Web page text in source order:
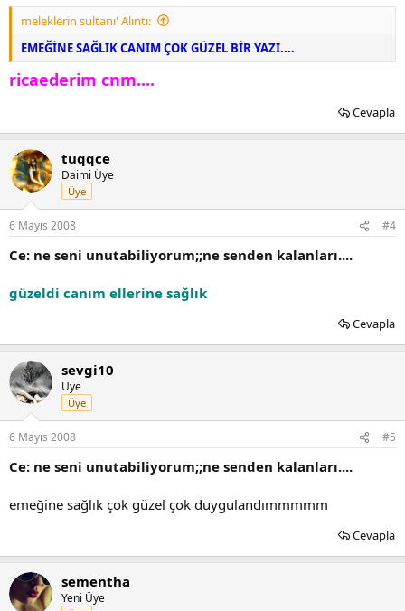
meleklerin sultanı' Alıntı:
EMEĞİNE SAĞLIK CANIM ÇOK GÜZEL BİR YAZI....
ricaederim cnm....
Cevapla
tuqqce
Daimi Üye
Üye
6 Mayıs 2008 #4
Ce: ne seni unutabiliyorum;;ne senden kalanları....
güzeldi canım ellerine sağlık
Cevapla
sevgi10
Üye
Üye
6 Mayıs 2008 #5
Ce: ne seni unutabiliyorum;;ne senden kalanları....
emeğine sağlık çok güzel çok duygulandımmmmm
Cevapla
sementha
Yeni Üye